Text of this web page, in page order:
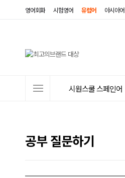
영어회화 시험영어 유럽어 아시아어
뉴
시원스쿨 스페인어
공부 질문하기